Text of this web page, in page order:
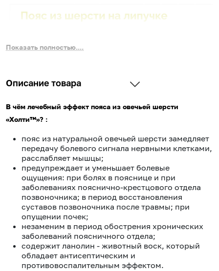
Показать полностью....
Описание товара
В чём лечебный эффект пояса из овечьей шерсти
«Холти™»? :
пояс из натуральной овечьей шерсти замедляет
передачу болевого сигнала нервными клетками,
расслабляет мышцы;
предупреждает и уменьшает болевые
ощущения: при болях в пояснице и при
заболеваниях пояснично-крестцового отдела
позвоночника; в период восстановления
суставов позвоночника после травмы; при
опущении почек;
незаменим в период обострения хронических
заболеваний поясничного отдела;
содержит ланолин - животный воск, который
обладает антисептическим и
противовоспалительным эффектом.